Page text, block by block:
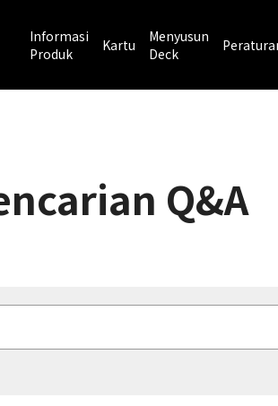
Informasi
Produk
Kartu
Menyusun
Deck
Q&A